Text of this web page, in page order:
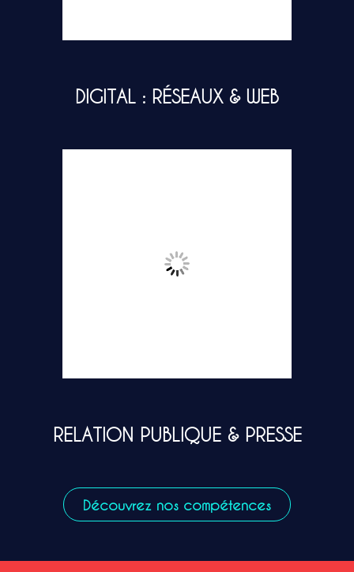
DIGITAL : RÉSEAUX & WEB
RELATION PUBLIQUE & PRESSE
Découvrez nos compétences